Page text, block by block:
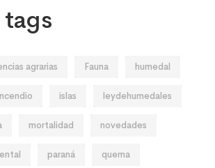
agrarias Fauna humedal
islas leydehumedales
mortalidad novedades
paraná quema